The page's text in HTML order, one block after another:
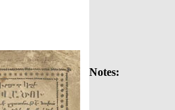
Notes: